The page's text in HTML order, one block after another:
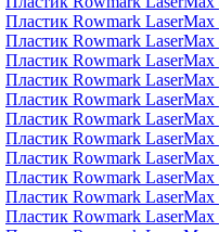
Пластик Rowmark
Пластик Rowmark
Пластик Rowmark
Пластик Rowmark
Пластик Rowmark
Пластик Rowmark
Пластик Rowmark
Пластик Rowmark
Пластик Rowmark
Пластик Rowmark
Пластик Rowmark